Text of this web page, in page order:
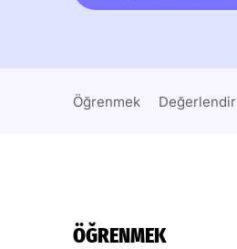
Öğrenmek
ÖĞRENMEK